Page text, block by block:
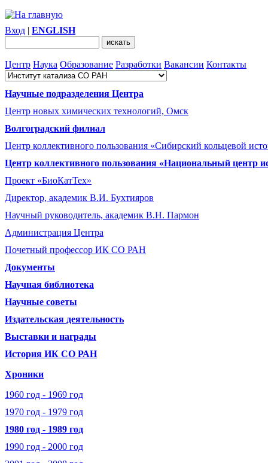
Вход | ENGLISH
Центр Наука Образование Разработки Вакансии Контакты
Научные подразделения Центра
Центр новых химических технологий, Омск
Волгоградский филиал
Центр коллективного пользования «Сибирский кольцевой
Центр коллективного пользования «Национальный центр
Проект «БиоКатТех»
Директор, академик В.И. Бухтияров
Научный руководитель, академик В.Н. Пармон
Администрация Центра
Почетный профессор ИК СО РАН
Документы
Научная библиотека
Научные советы
Издательская деятельность
Выставки и награды
История ИК СО РАН
Хроники
1960 год - 1969 год
1970 год - 1979 год
1980 год - 1989 год
1990 год - 2000 год